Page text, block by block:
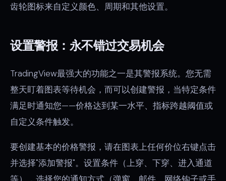
齿轮图标来自定义颜色、周期和其他设置。
设置警报：永不错过交易机会
TradingView最强大的功能之一是其警报系统。您无需
整天盯着图表等待机会，而可以创建警报，当特定条件
满足时通知您——价格达到某一水平、指标跨越阈值或
自定义条件触发。
要创建基本的价格警报，请在图表上任何价位右键点击
并选择"添加警报"。设置条件（上穿、下穿、进入通道